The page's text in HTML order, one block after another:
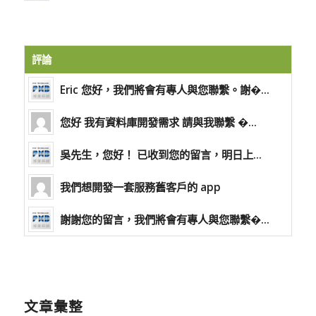
評論
Eric 您好，我們將會有專人與您聯繫。謝�...
您好 我有資料庫開發需求 請與我聯繫 �...
吳先生，您好！ 已收到您的留言，明日上...
我們想開發一套服務舊客戶的 app
謝謝您的留言，我們將會有專人與您聯繫�...
文章彙整